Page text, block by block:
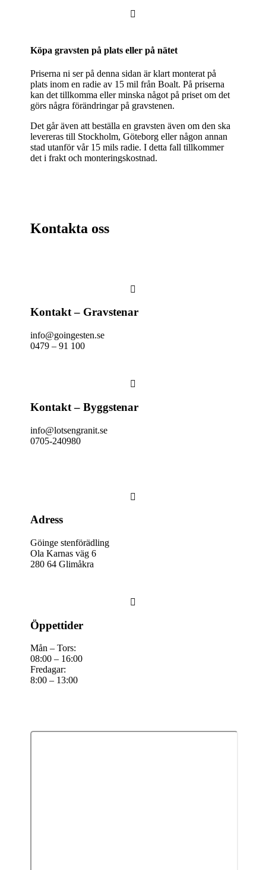

Köpa gravsten på plats eller på nätet
Priserna ni ser på denna sidan är klart monterat på
plats inom en radie av 15 mil från Boalt. På priserna
kan det tillkomma eller minska något på priset om det
görs några förändringar på gravstenen.
Det går även att beställa en gravsten även om den ska
levereras till Stockholm, Göteborg eller någon annan
stad utanför vår 15 mils radie. I detta fall tillkommer
det i frakt och monteringskostnad.
Kontakta oss

Kontakt – Gravstenar
info@goingesten.se
0479 – 91 100

Kontakt – Byggstenar
info@lotsengranit.se
0705-240980

Adress
Göinge stenförädling
Ola Karnas väg 6
280 64 Glimåkra

Öppettider
Mån – Tors:
08:00 – 16:00
Fredagar:
8:00 – 13:00